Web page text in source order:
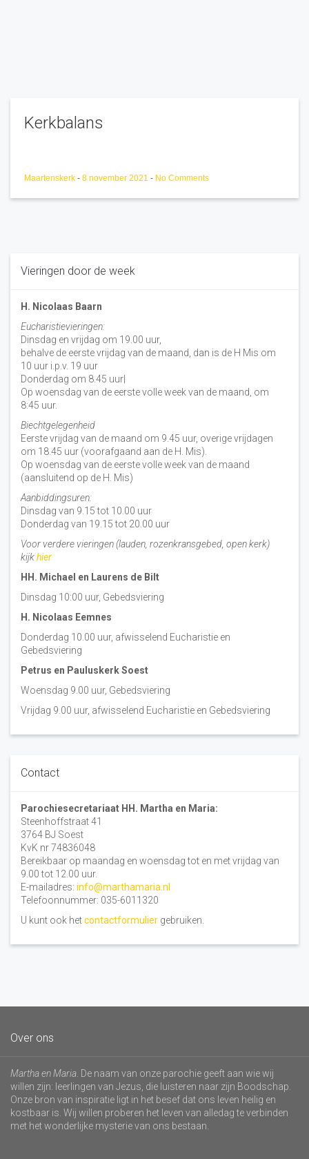
Kerkbalans
Maartenskerk - 8 november 2021 - No Comments
Vieringen door de week
H. Nicolaas Baarn
Eucharistievieringen:
Dinsdag en vrijdag om 19.00 uur,
behalve de eerste vrijdag van de maand, dan is de H Mis om
10 uur i.p.v. 19 uur
Donderdag om 8.45 uur|
Op woensdag van de eerste volle week van de maand, om
8:45 uur.
Biechtgelegenheid
Eerste vrijdag van de maand om 9.45 uur, overige vrijdagen
om 18.45 uur (voorafgaand aan de H. Mis).
Op woensdag van de eerste volle week van de maand
(aansluitend op de H. Mis)
Aanbiddingsuren:
Dinsdag van 9.15 tot 10.00 uur
Donderdag van 19.15 tot 20.00 uur
Voor verdere vieringen (lauden, rozenkransgebed, open kerk)
kijkhier
HH. Michael en Laurens de Bilt
Dinsdag 10:00 uur, Gebedsviering
H. Nicolaas Eemnes
Donderdag 10.00 uur, afwisselend Eucharistie en
Gebedsviering
Petrus en Pauluskerk Soest
Woensdag 9.00 uur, Gebedsviering
Vrijdag 9.00 uur, afwisselend Eucharistie en Gebedsviering
Contact
Parochiesecretariaat HH. Martha en Maria:
Steenhoffstraat 41
3764 BJ Soest
KvK nr 74836048
Bereikbaar op maandag en woensdag tot en met vrijdag van
9.00 tot 12.00 uur.
E-mailadres: info@marthamaria.nl
Telefoonnummer: 035-6011320
U kunt ook hetcontactformulier gebruiken.
Over ons
Martha en Maria . De naam van onze parochie geeft aan wie wij
willen zijn: leerlingen van Jezus, die luisteren naar zijn Boodschap.
Onze bron van inspiratie ligt in het besef dat ons leven heilig en
kostbaar is. Wij willen proberen het leven van alledag te verbinden
met het wonderlijke mysterie van ons bestaan.